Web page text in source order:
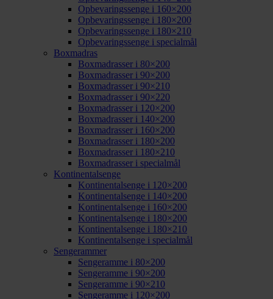
Opbevaringssenge i 160×200
Opbevaringssenge i 180×200
Opbevaringssenge i 180×210
Opbevaringssenge i specialmål
Boxmadras
Boxmadrasser i 80×200
Boxmadrasser i 90×200
Boxmadrasser i 90×210
Boxmadrasser i 90×220
Boxmadrasser i 120×200
Boxmadrasser i 140×200
Boxmadrasser i 160×200
Boxmadrasser i 180×200
Boxmadrasser i 180×210
Boxmadrasser i specialmål
Kontinentalsenge
Kontinentalsenge i 120×200
Kontinentalsenge i 140×200
Kontinentalsenge i 160×200
Kontinentalsenge i 180×200
Kontinentalsenge i 180×210
Kontinentalsenge i specialmål
Sengerammer
Sengeramme i 80×200
Sengeramme i 90×200
Sengeramme i 90×210
Sengeramme i 120×200